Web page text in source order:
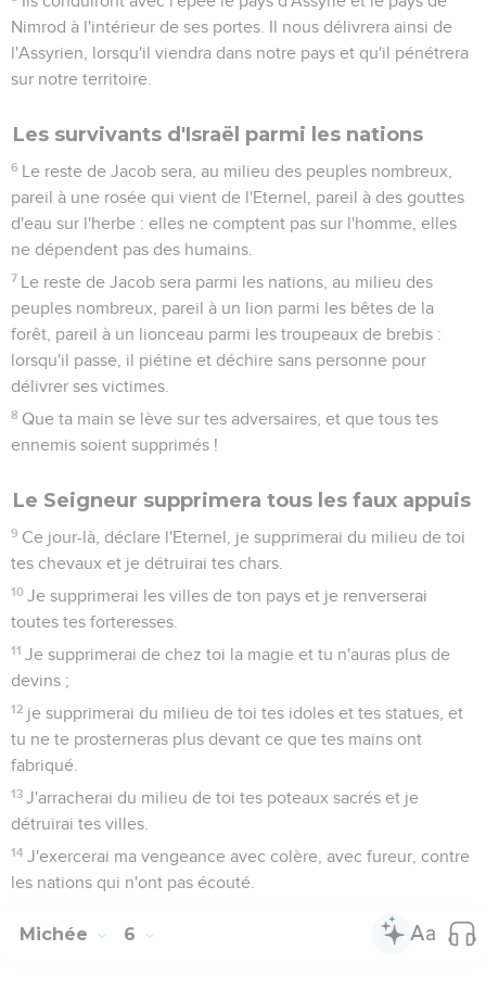
Nimrod à l'intérieur de ses portes. Il nous délivrera ainsi de
l'Assyrien, lorsqu'il viendra dans notre pays et qu'il pénétrera
sur notre territoire.
Les survivants d'Israël parmi les nations
6 Le reste de Jacob sera, au milieu des peuples nombreux,
pareil à une rosée qui vient de l'Eternel, pareil à des gouttes
d'eau sur l'herbe : elles ne comptent pas sur l'homme, elles
ne dépendent pas des humains.
7 Le reste de Jacob sera parmi les nations, au milieu des
peuples nombreux, pareil à un lion parmi les bêtes de la
forêt, pareil à un lionceau parmi les troupeaux de brebis :
lorsqu'il passe, il piétine et déchire sans personne pour
délivrer ses victimes.
8 Que ta main se lève sur tes adversaires, et que tous tes
ennemis soient supprimés !
Le Seigneur supprimera tous les faux appuis
9 Ce jour-là, déclare l'Eternel, je supprimerai du milieu de toi
tes chevaux et je détruirai tes chars.
10 Je supprimerai les villes de ton pays et je renverserai
toutes tes forteresses.
11 Je supprimerai de chez toi la magie et tu n'auras plus de
devins ;
12 je supprimerai du milieu de toi tes idoles et tes statues, et
tu ne te prosterneras plus devant ce que tes mains ont
fabriqué.
13 J'arracherai du milieu de toi tes poteaux sacrés et je
détruirai tes villes.
14 J'exercerai ma vengeance avec colère, avec fureur, contre
les nations qui n'ont pas écouté.
Michée 6